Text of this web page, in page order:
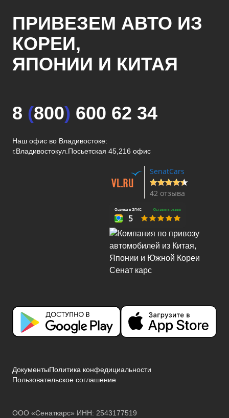
ПРИВЕЗЕМ АВТО ИЗ
КОРЕИ,
ЯПОНИИ И КИТАЯ
8 (800) 600 62 34
Наш офис во Владивостоке:
г.Владивостокул.Посьетская 45,216 офис
SenatCars
42 отзыва
ДокументыПолитика конфедициальности
Пользовательское соглашение
ООО «Сенаткарс» ИНН: 2543177519